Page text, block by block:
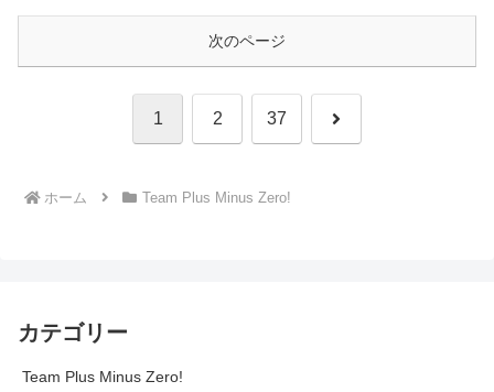
次のページ
1 2 37 次
ホーム Team Plus Minus Zero!
カテゴリー
Team Plus Minus Zero!